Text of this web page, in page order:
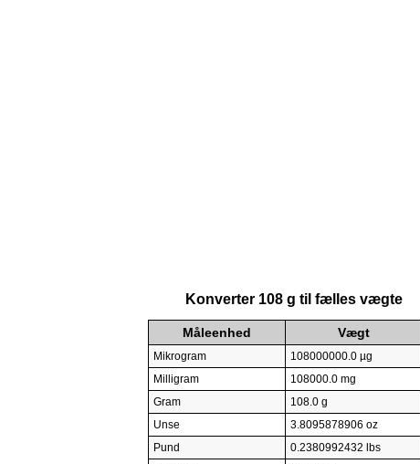
Konverter 108 g til fælles vægte
Måleenhed Vægt
Mikrogram
108000000.0 µg
Milligram
108000.0 mg
Gram
108.0 g
Unse
3.8095878906 oz
Pund
0.2380992432 lbs